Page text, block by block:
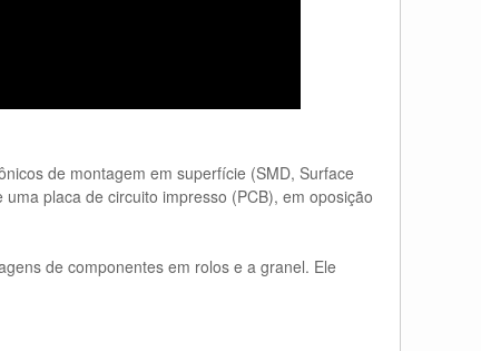
de montagem em superfície (SMD, Surface
placa de circuito impresso (PCB), em oposição
de componentes em rolos e a granel. Ele